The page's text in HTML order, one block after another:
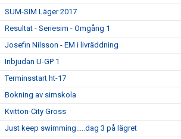
SUM-SIM Läger 2017
Resultat - Seriesim - Omgång 1
Josefin Nilsson - EM i livräddning
Inbjudan U-GP 1
Terminsstart ht-17
Bokning av simskola
Kvitton-City Gross
Just keep swimming.....dag 3 på lägret